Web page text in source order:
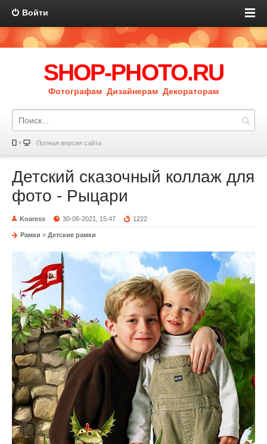
Войти
SHOP-PHOTO.RU
Фотографам Дизайнерам Декораторам
Полная версия сайта
Детский сказочный коллаж для
фото - Рыцари
Koaress 30-06-2021, 15:47 1222
Рамки » Детские рамки